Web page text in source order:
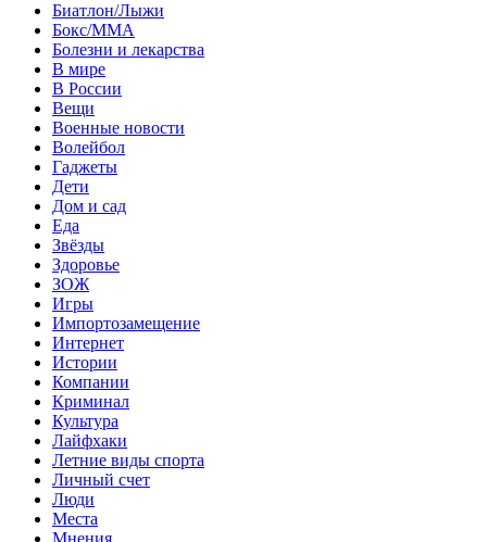
Биатлон/Лыжи
Бокс/MMA
Болезни и лекарства
В мире
В России
Вещи
Военные новости
Волейбол
Гаджеты
Дети
Дом и сад
Еда
Звёзды
Здоровье
ЗОЖ
Игры
Импортозамещение
Интернет
Истории
Компании
Криминал
Культура
Лайфхаки
Летние виды спорта
Личный счет
Люди
Места
Мнения